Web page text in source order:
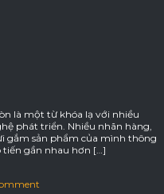
là một từ khóa lạ với nhiều
phát triển. Nhiều nhãn hàng,
gắm sản phẩm của mình thông
gần nhau hơn […]